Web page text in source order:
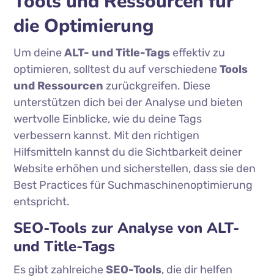
die Optimierung
Um deineALT- und Title-Tags effektiv zu
optimieren, solltest du auf verschiedeneTools
und Ressourcen zurückgreifen. Diese
unterstützen dich bei der Analyse und bieten
wertvolle Einblicke, wie du deine Tags
verbessern kannst. Mit den richtigen
Hilfsmitteln kannst du die Sichtbarkeit deiner
Website erhöhen und sicherstellen, dass sie den
Best Practices für Suchmaschinenoptimierung
entspricht.
SEO-Tools zur Analyse von ALT-
und Title-Tags
Es gibt zahlreicheSEO-Tools, die dir helfen